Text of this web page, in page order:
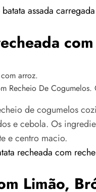
assada carregada
Recheio De
de cogumelos
e cebola. Os
e centro macio.
recheada com
Limão,